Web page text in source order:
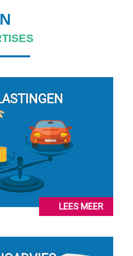
LEES MEER